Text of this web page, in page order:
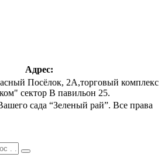
Адрес:
Посёлок, 2А,торговый комплекс
сектор В павильон 25.
сада “Зеленый рай”. Все права